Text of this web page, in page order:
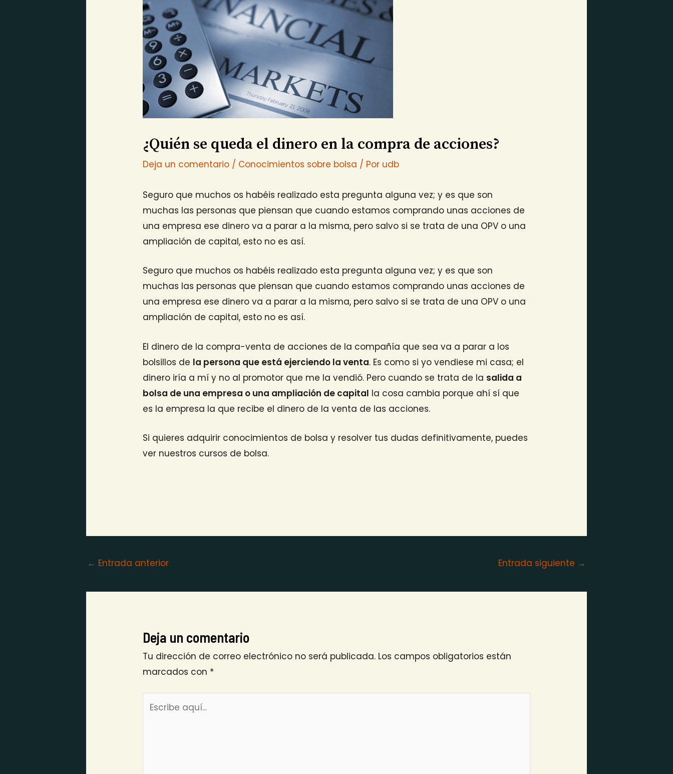
¿Quién se queda el dinero en la compra de acciones?
Deja un comentario / Conocimientos sobre bolsa / Por udb
Seguro que muchos os habéis realizado esta pregunta alguna vez; y es que son
muchas las personas que piensan que cuando estamos comprando unas acciones de
una empresa ese dinero va a parar a la misma, pero salvo si se trata de una OPV o una
ampliación de capital, esto no es así.
Seguro que muchos os habéis realizado esta pregunta alguna vez; y es que son
muchas las personas que piensan que cuando estamos comprando unas acciones de
una empresa ese dinero va a parar a la misma, pero salvo si se trata de una OPV o una
ampliación de capital, esto no es así.
El dinero de la compra-venta de acciones de la compañía que sea va a parar a los
bolsillos de la persona que está ejerciendo la venta. Es como si yo vendiese mi casa; el
dinero iría a mí y no al promotor que me la vendió. Pero cuando se trata de la salida a
bolsa de una empresa o una ampliación de capital la cosa cambia porque ahí sí que
es la empresa la que recibe el dinero de la venta de las acciones.
Si quieres adquirir conocimientos de bolsa y resolver tus dudas definitivamente, puedes
ver nuestros cursos de bolsa.
← Entrada anterior Entrada siguiente →
Deja un comentario
Tu dirección de correo electrónico no será publicada. Los campos obligatorios están
marcados con *